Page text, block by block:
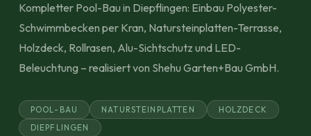
Kompletter Pool-Bau in Diepflingen: Einbau Polyester-
Schwimmbecken per Kran, Natursteinplatten-Terrasse,
Holzdeck, Rollrasen, Alu-Sichtschutz und LED-
Beleuchtung – realisiert von Shehu Garten+Bau GmbH.
POOL-BAU NATURSTEINPLATTEN
HOLZDECK
DIEPFLINGEN